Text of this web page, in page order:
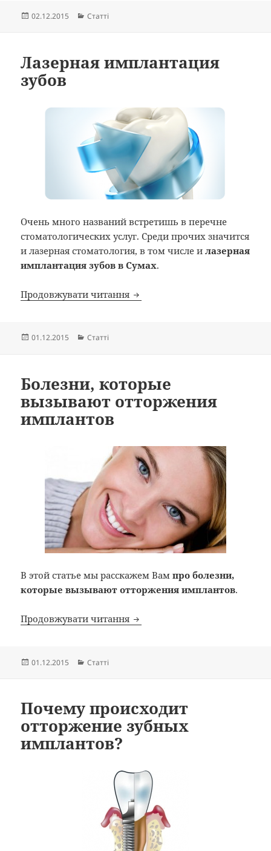
Опубліковано
02.12.2015 Категорії
Статті
Лазерная имплантация
зубов
Очень много названий встретишь в перечне
стоматологических услуг. Среди прочих значится
и лазерная стоматология, в том числе илазерная
имплантация зубов в Сумах.
Продовжувати читання Лазерная имплантация зубов
Опубліковано
01.12.2015 Категорії
Статті
Болезни, которые
вызывают отторжения
имплантов
В этой статье мы расскажем Вампро болезни,
которые вызывают отторжения имплантов.
Продовжувати читання Болезни, которые вызывают
Опубліковано
01.12.2015 Категорії
Статті
Почему происходит
отторжение зубных
имплантов?